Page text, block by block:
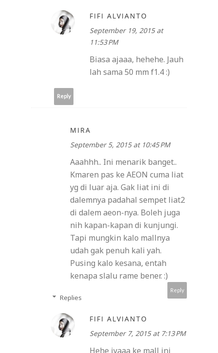
FIFI ALVIANTO
September 19, 2015 at
11:53 PM
Biasa ajaaa, hehehe. Jauh
lah sama 50 mm f1.4 :)
Reply
MIRA
September 5, 2015 at 10:45 PM
Aaahhh.. Ini menarik banget..
Kmaren pas ke AEON cuma liat
yg di luar aja. Gak liat ini di
dalemnya padahal sempet liat2
di dalem aeon-nya. Boleh juga
nih kapan-kapan di kunjungi.
Tapi mungkin kalo mallnya
udah gak penuh kali yah.
Pusing kalo kesana, entah
kenapa slalu rame bener. :)
Reply
Replies
FIFI ALVIANTO
September 7, 2015 at 7:13 PM
Hehe iyaaa ke mall ini